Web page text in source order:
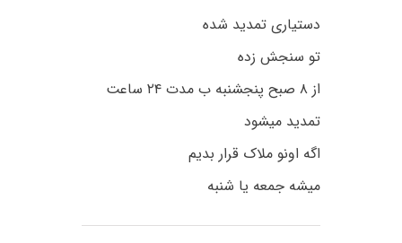
دستیاری تمدید شده
تو سنجش زده
از ۸ صبح پنجشنبه ب مدت ۲۴ ساعت
تمدید میشود
اگه اونو ملاک قرار بدیم
میشه جمعه یا شنبه